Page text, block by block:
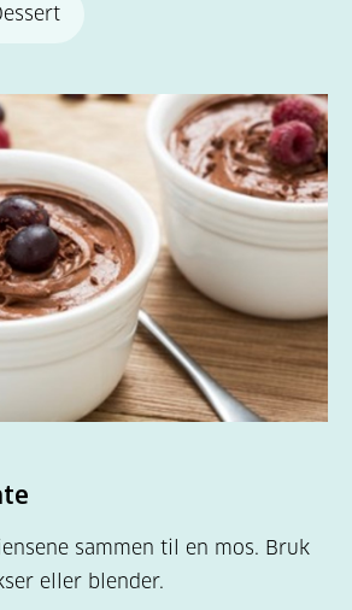
sammen til en mos. Bruk
eller blender.